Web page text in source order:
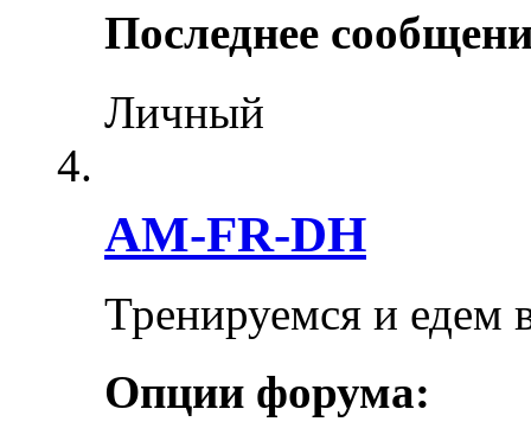
Последнее
Личный
AM-FR-DH
Тренируемся и едем
Опции форума: